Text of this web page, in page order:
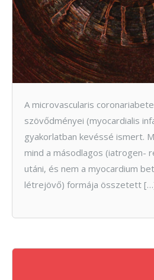
A microvascularis
szövődményei (myocardialis
gyakorlatban kevéssé ismert.
mind a másodlagos (iatrogen-
utáni, és nem a myocardium
létrejövő) formája összetett